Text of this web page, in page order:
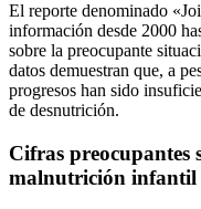
El reporte denominado
información desde 2000
sobre la preocupante
datos demuestran que, a
progresos han sido
de desnutrición.
Cifras preocupantes
malnutrición infantil